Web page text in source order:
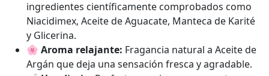
ingredientes científicamente comprobados como
Niacidimex, Aceite de Aguacate, Manteca de Karité
y Glicerina.
🌸 Aroma relajante: Fragancia natural a Aceite de
Argán que deja una sensación fresca y agradable.